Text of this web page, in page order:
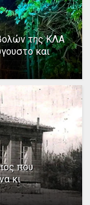
της ΚΛΑ
και
που
κι